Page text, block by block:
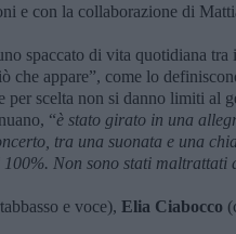
e con la collaborazione di
spaccato di vita quotidiana tra
che appare”, come lo
per scelta non si danno limiti al
“è stato girato in una
tra una suonata e una
Non sono stati maltrattati
e voce), Elia Ciabocco